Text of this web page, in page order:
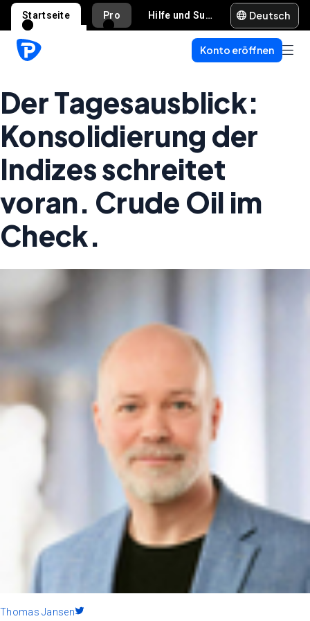
Startseite Pro Hilfe und Support Deutsch
Konto eröffnen
Der Tagesausblick:
Konsolidierung der
Indizes schreitet
voran. Crude Oil im
Check.
Thomas Jansen